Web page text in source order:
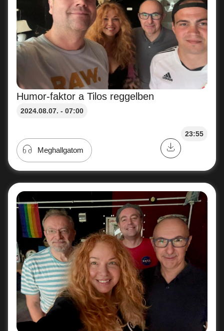
Humor-faktor a Tilos reggelben
2024.08.07. - 07:00
23:55
Meghallgatom